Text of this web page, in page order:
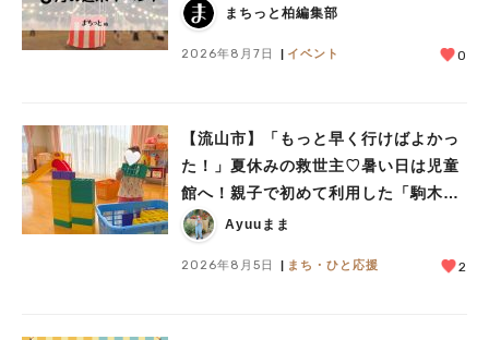
まちっと柏編集部
2026年8月7日 イベント 0
【流山市】「もっと早く行けばよかっ
た！」夏休みの救世主♡暑い日は児童
館へ！親子で初めて利用した「駒木台
児童館」レポート
Ayuuまま
2026年8月5日 まち・ひと応援 2